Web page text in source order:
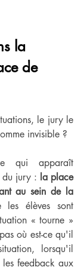
la
de
le jury le
invisible ?
qui apparaît
du jury : la place
au sein de la
élèves sont
« tourne »
où est-ce qu'il
lorsqu'il
les feedback aux